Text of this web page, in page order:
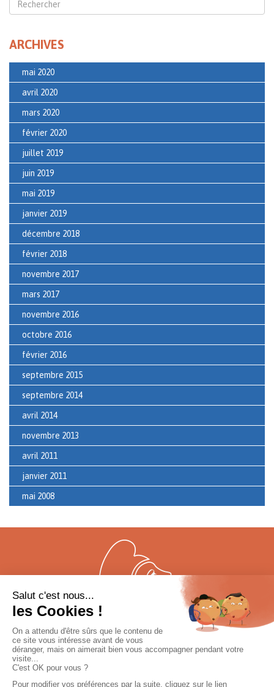
ARCHIVES
mai 2020
avril 2020
mars 2020
février 2020
juillet 2019
juin 2019
mai 2019
janvier 2019
décembre 2018
février 2018
novembre 2017
mars 2017
novembre 2016
octobre 2016
février 2016
septembre 2015
septembre 2014
avril 2014
novembre 2013
avril 2011
janvier 2011
mai 2008